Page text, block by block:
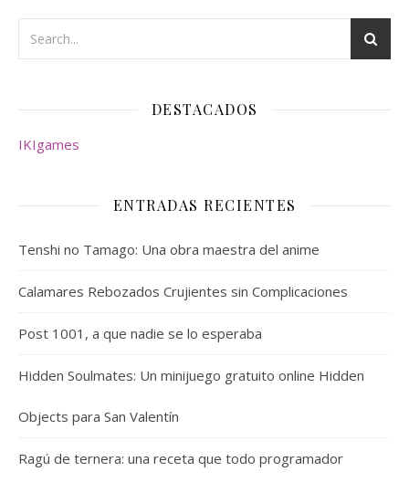
DESTACADOS
IKIgames
ENTRADAS RECIENTES
Tenshi no Tamago: Una obra maestra del anime
Calamares Rebozados Crujientes sin Complicaciones
Post 1001, a que nadie se lo esperaba
Hidden Soulmates: Un minijuego gratuito online Hidden
Objects para San Valentín
Ragú de ternera: una receta que todo programador